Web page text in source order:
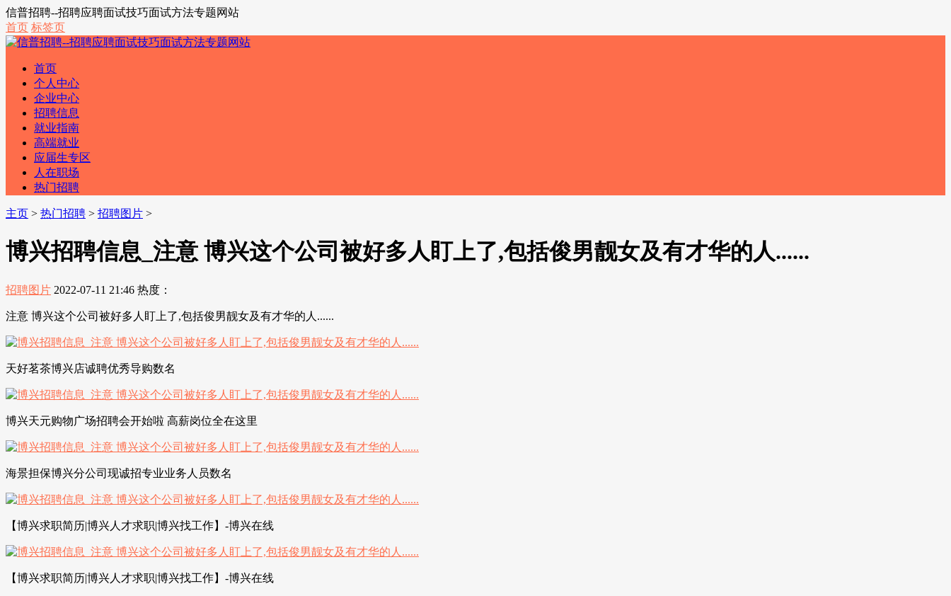
信普招聘--招聘应聘面试技巧面试方法专题网站
首页 标签页
首页
个人中心
企业中心
招聘信息
就业指南
高端就业
应届生专区
人在职场
热门招聘
主页 > 热门招聘 > 招聘图片 >
博兴招聘信息_注意 博兴这个公司被好多人盯上了,包括俊男靓女及有才华的人......
招聘图片 2022-07-11 21:46 热度：
注意 博兴这个公司被好多人盯上了,包括俊男靓女及有才华的人......
天好茗茶博兴店诚聘优秀导购数名
博兴天元购物广场招聘会开始啦 高薪岗位全在这里
海景担保博兴分公司现诚招专业业务人员数名
【博兴求职简历|博兴人才求职|博兴找工作】-博兴在线
【博兴求职简历|博兴人才求职|博兴找工作】-博兴在线